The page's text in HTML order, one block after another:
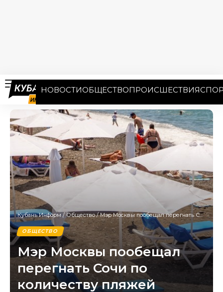
НОВОСТИОБЩЕСТВОПРОИСШЕСТВИЯ
Кубань Информ / Общество/Мэр Москвы пообещал перегнать Сочи по количеству пляжей
ОБЩЕСТВО
Мэр Москвы пообещал
перегнать Сочи по
количеству пляжей